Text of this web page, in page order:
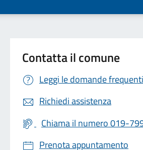
Contatta il comune
Leggi le domande frequenti
Richiedi assistenza
Chiama il numero 019-
Prenota appuntamento